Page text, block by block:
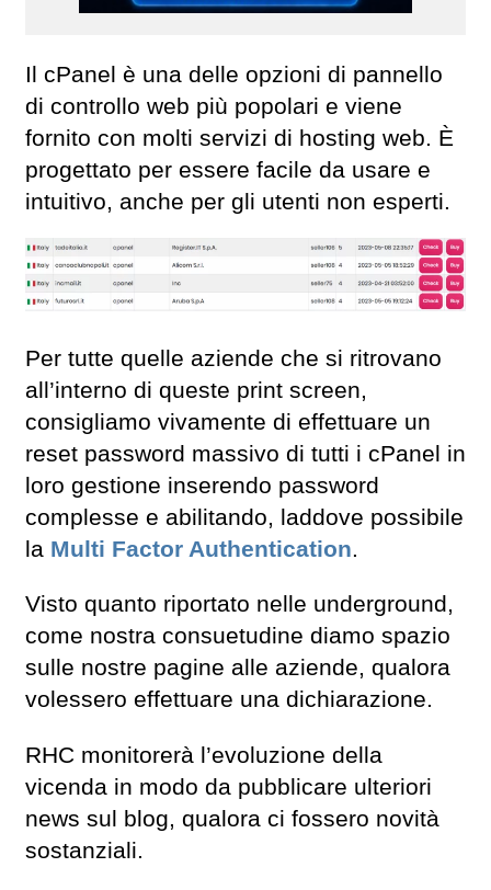
Il cPanel è una delle opzioni di pannello
di controllo web più popolari e viene
fornito con molti servizi di hosting web. È
progettato per essere facile da usare e
intuitivo, anche per gli utenti non esperti.
Per tutte quelle aziende che si ritrovano
all’interno di queste print screen,
consigliamo vivamente di effettuare un
reset password massivo di tutti i cPanel in
loro gestione inserendo password
complesse e abilitando, laddove possibile
la Multi Factor Authentication.
Visto quanto riportato nelle underground,
come nostra consuetudine diamo spazio
sulle nostre pagine alle aziende, qualora
volessero effettuare una dichiarazione.
RHC monitorerà l’evoluzione della
vicenda in modo da pubblicare ulteriori
news sul blog, qualora ci fossero novità
sostanziali.